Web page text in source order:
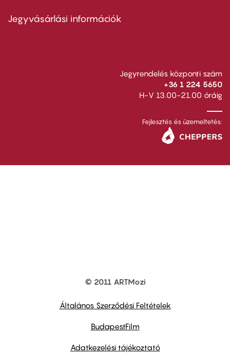
second
Jegyvásárlási információk
Jegyrendelés központi szám
+36 1 224 5650
H-V 13.00-21.00 óráig
Fejlesztés és üzemeltetés:
© 2011 ARTMozi
Általános Szerződési Feltételek
BudapestFilm
Adatkezelési tájékoztató